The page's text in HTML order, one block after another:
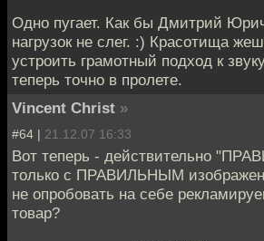
Одно пугает. Как бы Дмитрий
нагрузок не слег. :) Красотища
устроить грамотный подход к
теперь точно в пролете.
Vincent Christ »
#64 | 21.12.07 16:33
Вот теперь - действительно
только с ПРАВИЛЬНЫМ
не опробовать на себе
товар?